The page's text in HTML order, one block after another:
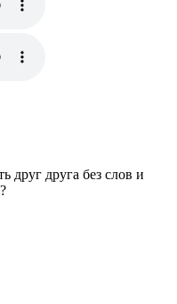
друг друга без слов и